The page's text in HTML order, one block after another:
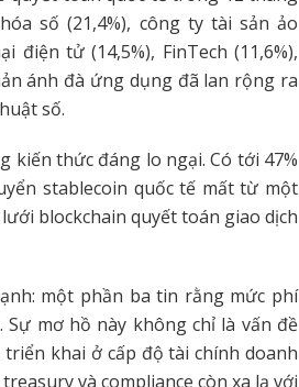
số (21,4%), công ty tài sản ảo
điện tử (14,5%), FinTech (11,6%),
ánh đà ứng dụng đã lan rộng ra
số.
kiến thức đáng lo ngại. Có tới 47%
stablecoin quốc tế mất từ một
blockchain quyết toán giao dịch
một phần ba tin rằng mức phí
Sự mơ hồ này không chỉ là vấn đề
khai ở cấp độ tài chính doanh
và compliance còn xa lạ với